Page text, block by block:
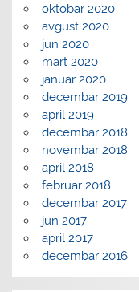
oktobar 2020
avgust 2020
jun 2020
mart 2020
januar 2020
decembar 2019
april 2019
decembar 2018
novembar 2018
april 2018
februar 2018
decembar 2017
jun 2017
april 2017
decembar 2016